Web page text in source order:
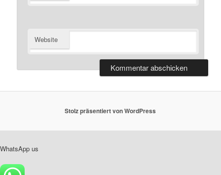
Website
Stolz präsentiert von WordPress
WhatsApp us